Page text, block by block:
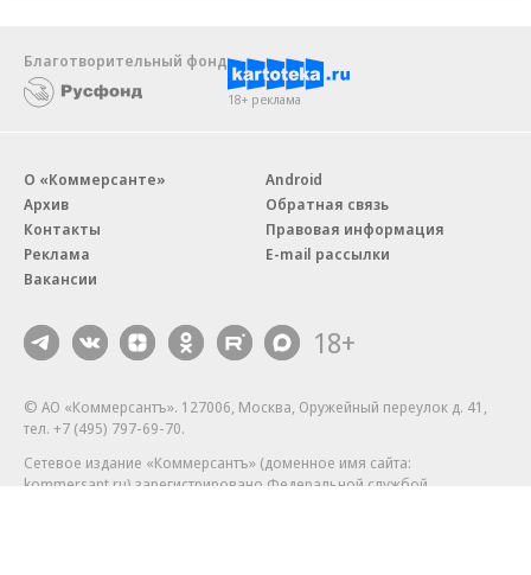
Благотворительный фонд
18+ реклама
О «Коммерсанте»
Архив
Контакты
Реклама
Вакансии
Android
Обратная связь
Правовая информация
E-mail рассылки
18+
© АО «Коммерсантъ». 127006, Москва, Оружейный переулок д. 41,
тел. +7 (495) 797-69-70.
Сетевое издание «Коммерсантъ» (доменное имя сайта:
kommersant.ru) зарегистрировано Федеральной службой